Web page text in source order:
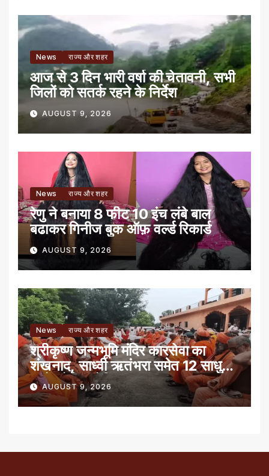
News राज्य और शहर
आज से 3 दिन भारी वर्षा की चेतावनी, सभी
जिलों को सतर्क रहने के निर्देश
AUGUST 9, 2026
News राज्य और शहर
रेणु ने बनाया 8 फीट 10 इंच लंबे बाल
बढाकर गिनीज बुक ऑफ़ वर्ल्ड रिकार्ड
AUGUST 9, 2026
News राज्य और शहर
श्रीकृष्ण जन्मभूमि मंदिर कारसेवा का
शंखनाद, साध्वी ऋतंभरा समेत 12 साधु-
संतों को रेड नोटिस
AUGUST 9, 2026